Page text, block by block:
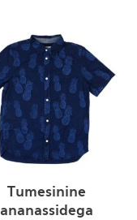
Tumesinine
ananassidega